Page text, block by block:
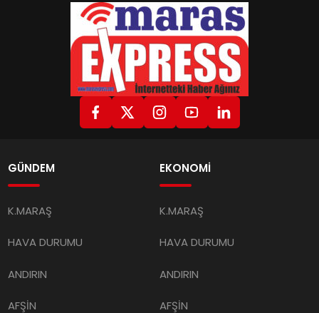
GÜNDEM
K.MARAŞ
HAVA DURUMU
ANDIRIN
AFŞİN
EKONOMİ
K.MARAŞ
HAVA DURUMU
ANDIRIN
AFŞİN